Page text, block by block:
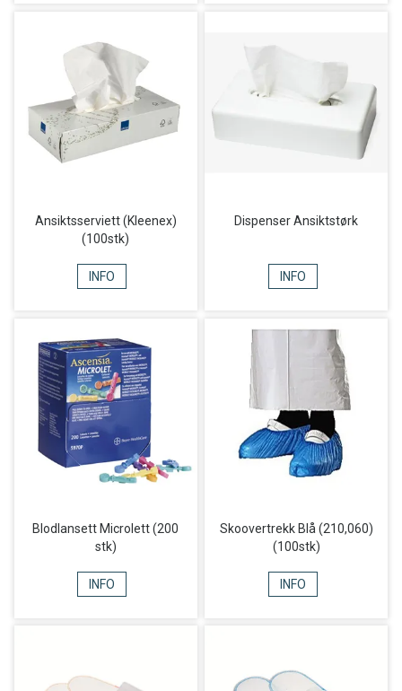
Ansiktsserviett (Kleenex)
(100stk)
INFO
Dispenser Ansiktstørk
INFO
Blodlansett Microlett (200
stk)
INFO
Skoovertrekk Blå (210,060)
(100stk)
INFO